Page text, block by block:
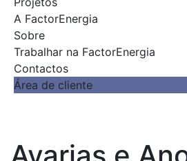
A FactorEnergia
Sobre
Trabalhar na FactorEnergia
Contactos
Área de cliente